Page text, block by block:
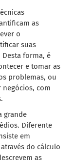
as
o
suas
Desta forma, é
e tomar as
problemas, ou
com
grande
Diferente
em
do cálculo
as